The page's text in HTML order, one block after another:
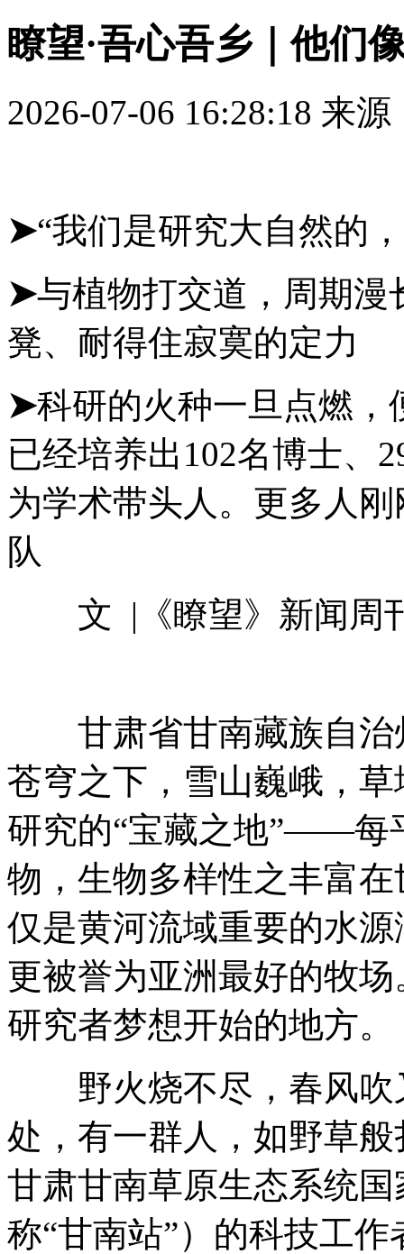
瞭望·吾心吾乡｜他们
2026-07-06 16:28:18 来
➤“我们是研究大自然的
➤与植物打交道，周期
凳、耐得住寂寞的定力
➤科研的火种一旦点燃
已经培养出102名博士、
为学术带头人。更多人
队
文 |《瞭望》新闻周
甘肃省甘南藏族自治
苍穹之下，雪山巍峨，
研究的“宝藏之地”——每
物，生物多样性之丰富
仅是黄河流域重要的水
更被誉为亚洲最好的牧
研究者梦想开始的地方。
野火烧不尽，春风吹
处，有一群人，如野草
甘肃甘南草原生态系统
称“甘南站”）的科技工作